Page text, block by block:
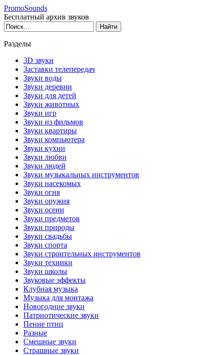
PromoSounds
Бесплатный архив звуков
Разделы
3D звуки
Заставки телепередач
Звуки воды
Звуки деревни
Звуки для детей
Звуки животных
Звуки игр
Звуки из фильмов
Звуки квартиры
Звуки компьютера
Звуки кухни
Звуки любви
Звуки людей
Звуки музыкальных инструментов
Звуки насекомых
Звуки огня
Звуки оружия
Звуки осени
Звуки предметов
Звуки природы
Звуки свадьбы
Звуки спорта
Звуки строительных инструментов
Звуки техники
Звуки школы
Звуковые эффекты
Клубная музыка
Музыка для монтажа
Новогодние звуки
Патриотические звуки
Пение птиц
Разные
Смешные звуки
Страшные звуки